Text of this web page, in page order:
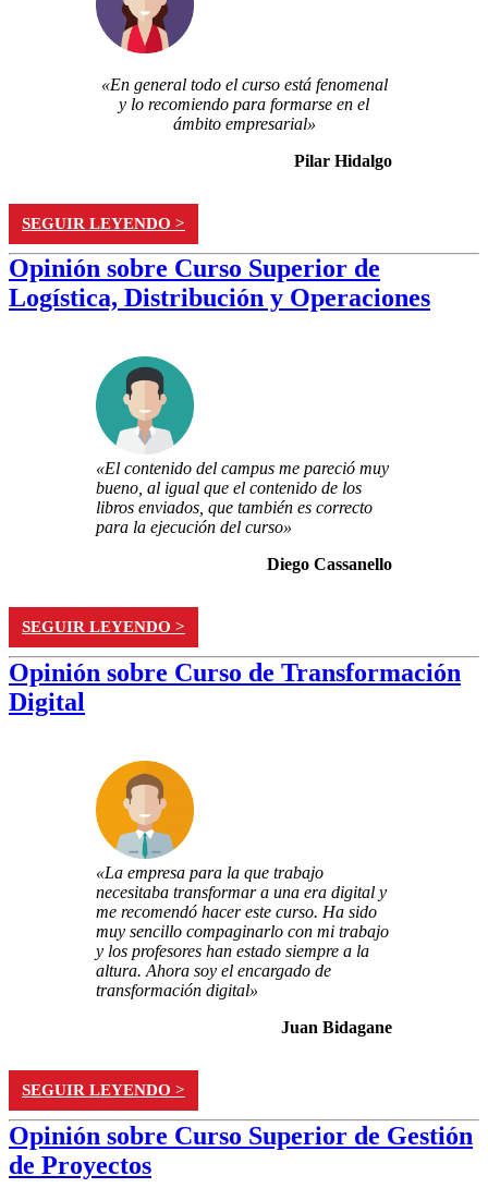
«En general todo el curso está fenomenal
y lo recomiendo para formarse en el
ámbito empresarial»
Pilar Hidalgo
SEGUIR LEYENDO >
Opinión sobre Curso Superior de
Logística, Distribución y Operaciones
«El contenido del campus me pareció muy
bueno, al igual que el contenido de los
libros enviados, que también es correcto
para la ejecución del curso»
Diego Cassanello
SEGUIR LEYENDO >
Opinión sobre Curso de Transformación
Digital
«La empresa para la que trabajo
necesitaba transformar a una era digital y
me recomendó hacer este curso. Ha sido
muy sencillo compaginarlo con mi trabajo
y los profesores han estado siempre a la
altura. Ahora soy el encargado de
transformación digital»
Juan Bidagane
SEGUIR LEYENDO >
Opinión sobre Curso Superior de Gestión
de Proyectos